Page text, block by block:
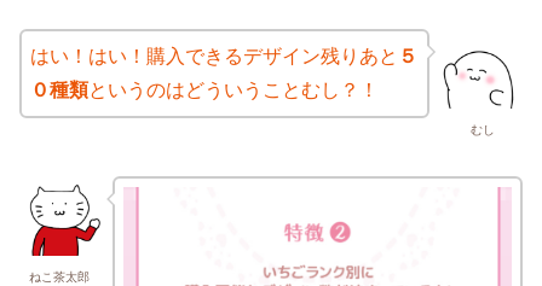
むし
はい！はい！購入できるデザイン残りあと ５
０種類というのはどういうことむし？！
ねこ茶太郎